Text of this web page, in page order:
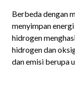
Berbeda dengan
menyimpan
hidrogen
hidrogen dan
dan emisi berupa